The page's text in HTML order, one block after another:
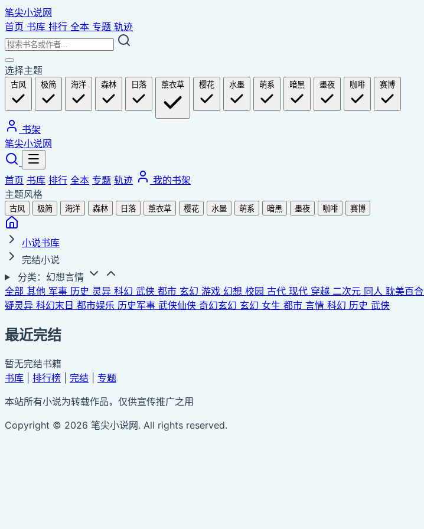
笔尖小说网
首页 书库 排行 全本 专题 轨迹
选择主题
古风 极简 海洋 森林 日落 薰衣草 樱花 水墨 萌系 暗黑 墨夜 咖啡 赛博
书架
笔尖小说网
首页 书库 排行 全本 专题 轨迹
我的书架
主题风格
古风 极简 海洋 森林 日落 薰衣草 樱花 水墨 萌系 暗黑 墨夜 咖啡 赛博
小说书库
完结小说
分类：幻想言情
全部 其他 军事 历史 灵异 科幻 武侠 都市 玄幻 游戏 幻想 校园 古代 现代 穿越 二次元 同人 耽美百合
疑灵异 科幻末日 都市娱乐 历史军事 武侠仙侠 奇幻玄幻 玄幻 女生 都市 言情 科幻 历史 武侠
最近完结
暂无完结书籍
书库
排行榜 完结
专题
本站所有小说为转载作品，仅供宣传推广之用
Copyright © 2026 笔尖小说网. All rights reserved.